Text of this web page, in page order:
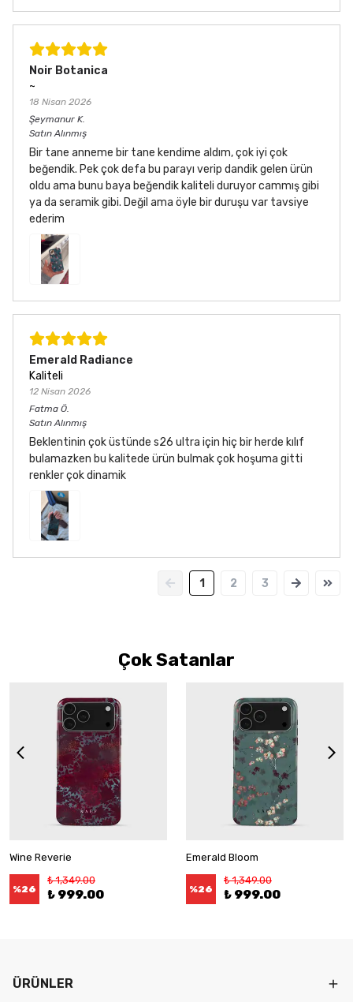
Noir Botanica
~
18 Nisan 2026
Şeymanur K.
Satın Alınmış
Bir tane anneme bir tane kendime aldım, çok iyi çok
beğendik. Pek çok defa bu parayı verip dandik gelen ürün
oldu ama bunu baya beğendik kaliteli duruyor cammış gibi
ya da seramik gibi. Değil ama öyle bir duruşu var tavsiye
ederim
Emerald Radiance
Kaliteli
12 Nisan 2026
Fatma Ö.
Satın Alınmış
Beklentinin çok üstünde s26 ultra için hiç bir herde kılıf
bulamazken bu kalitede ürün bulmak çok hoşuma gitti
renkler çok dinamik
1 2 3
Çok Satanlar
Wine Reverie
%26
₺ 1,349.00
₺ 999.00
Emerald Bloom
%26
₺ 1,349.00
₺ 999.00
ÜRÜNLER